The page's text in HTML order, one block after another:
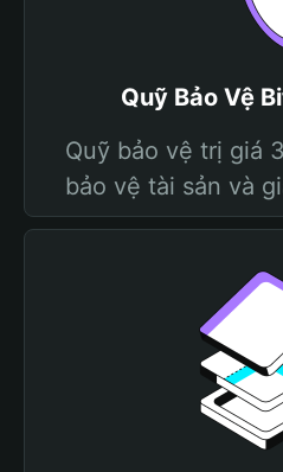
Quỹ Bảo Vệ
Quỹ bảo vệ trị giá
bảo vệ tài sản và